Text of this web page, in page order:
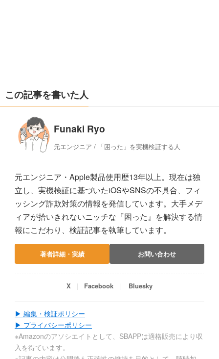
この記事を書いた人
Funaki Ryo
元エンジニア / 「困った」を実機検証する人
元エンジニア・Apple製品使用歴13年以上。現在は独
立し、実機検証に基づいたiOSやSNSの不具合、フィ
ッシング詐欺対策の情報を発信しています。大手メデ
ィアが拾いきれないニッチな『困った』を解決する情
報にこだわり、検証記事を執筆しています。
著者詳細・実績 お問い合わせ
X Facebook Bluesky
▶ 編集・検証ポリシー
▶ プライバシーポリシー
※Amazonのアソシエイトとして、SBAPPは適格販売により収
入を得ています。